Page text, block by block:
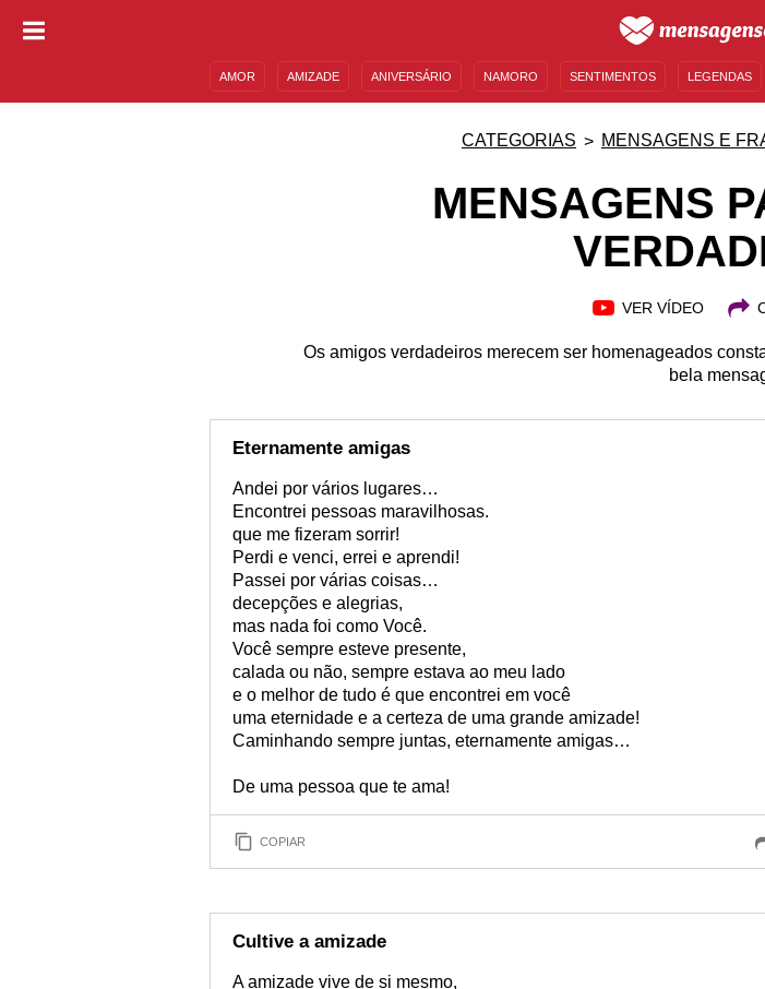
AMOR AMIZADE ANIVERSÁRIO NAMORO SENTIMENTOS LEGENDAS
CATEGORIAS MENSAGENS E
MENSAGENS
VER VÍDEO
Os amigos verdadeiros merecem ser homenageados
bela
Eternamente amigas
Andei por vários lugares…
Encontrei pessoas maravilhosas.
que me fizeram sorrir!
Perdi e venci, errei e aprendi!
Passei por várias coisas…
decepções e alegrias,
mas nada foi como Você.
Você sempre esteve presente,
calada ou não, sempre estava ao meu lado
e o melhor de tudo é que encontrei em você
uma eternidade e a certeza de uma grande amizade!
Caminhando sempre juntas, eternamente amigas…
De uma pessoa que te ama!
COPIAR
Cultive a amizade
A amizade vive de si mesmo,